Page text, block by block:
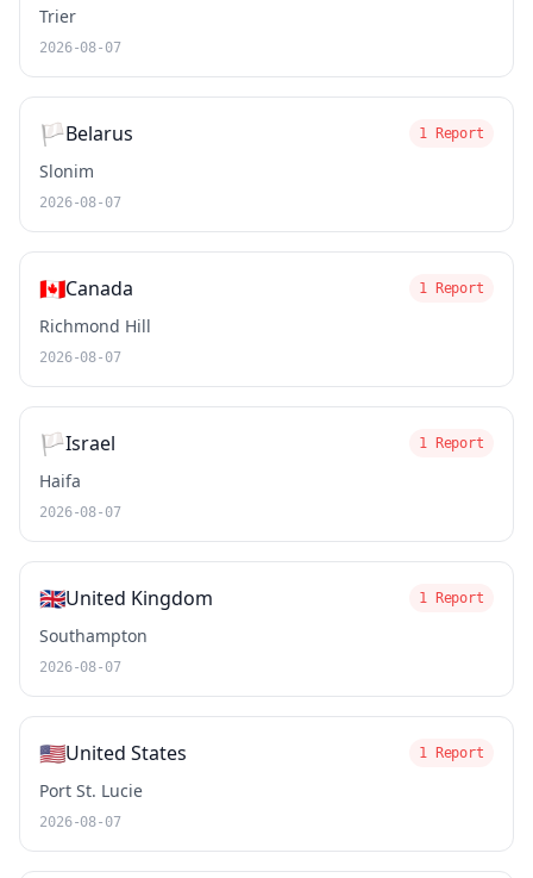
Trier
2026-08-07
🏳️Belarus 1 Report
Slonim
2026-08-07
🇨🇦Canada 1 Report
Richmond Hill
2026-08-07
🏳️Israel 1 Report
Haifa
2026-08-07
🇬🇧United Kingdom 1 Report
Southampton
2026-08-07
🇺🇸United States 1 Report
Port St. Lucie
2026-08-07